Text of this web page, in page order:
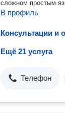
В профиль
Ещё 21 услуга
Телефон